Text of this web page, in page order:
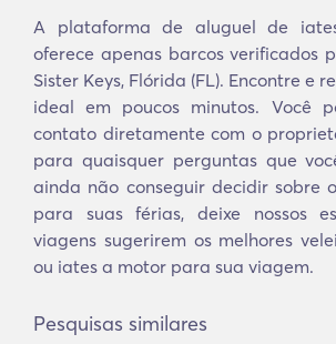
A plataforma de aluguel de
oferece apenas barcos verificados
Sister Keys, Flórida (FL). Encontre e
ideal em poucos minutos. Você
contato diretamente com o
para quaisquer perguntas que
ainda não conseguir decidir sobre
para suas férias, deixe nossos
viagens sugerirem os melhores
ou iates a motor para sua viagem.
Pesquisas similares